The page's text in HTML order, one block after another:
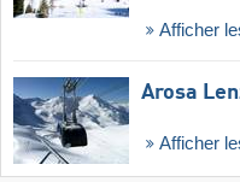
Afficher
Arosa
Afficher